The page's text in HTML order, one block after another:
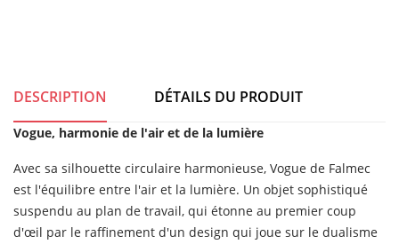
DESCRIPTION DÉTAILS DU PRODUIT
Vogue, harmonie de l'air et de la lumière
Avec sa silhouette circulaire harmonieuse, Vogue de Falmec
est l'équilibre entre l'air et la lumière. Un objet sophistiqué
suspendu au plan de travail, qui étonne au premier coup
d'œil par le raffinement d'un design qui joue sur le dualisme